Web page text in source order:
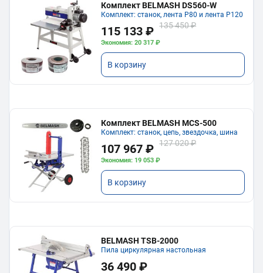
Комплект BELMASH DS560-W
Комплект: станок, лента P80 и лента P120
115 133 ₽ 135 450 ₽
Экономия: 20 317 ₽
В корзину
Комплект BELMASH MCS-500
Комплект: станок, цепь, звездочка, шина
107 967 ₽ 127 020 ₽
Экономия: 19 053 ₽
В корзину
BELMASH TSB-2000
Пила циркулярная настольная
36 490 ₽